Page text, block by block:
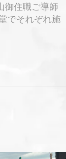
御住職ご導師
でそれぞれ施